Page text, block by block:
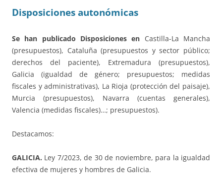
Disposiciones autonómicas
Se han publicado Disposiciones en Castilla-La Mancha
(presupuestos), Cataluña (presupuestos y sector público;
derechos del paciente), Extremadura (presupuestos),
Galicia (igualdad de género; presupuestos; medidas
fiscales y administrativas), La Rioja (protección del paisaje),
Murcia (presupuestos), Navarra (cuentas generales),
Valencia (medidas fiscales)…; presupuestos).
Destacamos:
GALICIA. Ley 7/2023, de 30 de noviembre, para la igualdad
efectiva de mujeres y hombres de Galicia.